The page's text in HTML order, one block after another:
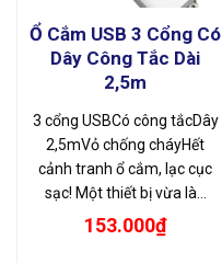
Ổ Cắm USB 3 Cổng Có
Dây Công Tắc Dài
2,5m
3 cổng USBCó công tắcDây
2,5mVỏ chống cháyHết
cảnh tranh ổ cắm, lạc cục
sạc! Một thiết bị vừa là…
153.000₫